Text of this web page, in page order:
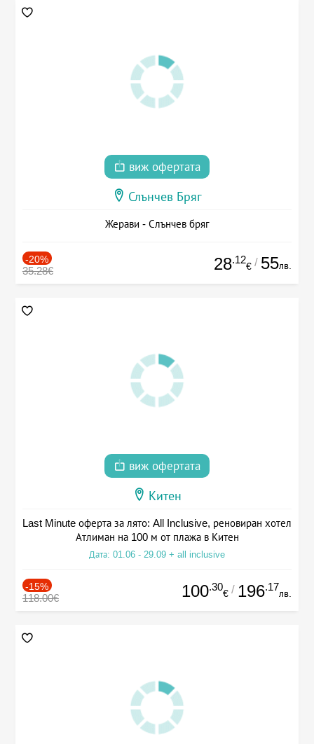
виж офертата
Слънчев Бряг
Жерави - Слънчев бряг
-20%
35.28€ 28.12
€ / 55лв.
виж офертата
Китен
Last Minute оферта за лято: All Inclusive, реновиран хотел
Атлиман на 100 м от плажа в Китен
Дата: 01.06 - 29.09 + all inclusive
-15%
118.00€ 100.30
€ / 196.17
лв.